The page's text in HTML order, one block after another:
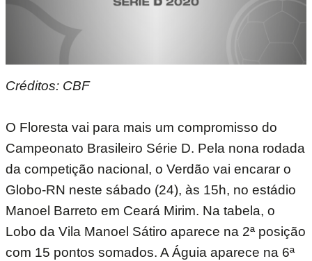
Créditos: CBF
O Floresta vai para mais um compromisso do
Campeonato Brasileiro Série D. Pela nona rodada
da competição nacional, o Verdão vai encarar o
Globo-RN neste sábado (24), às 15h, no estádio
Manoel Barreto em Ceará Mirim. Na tabela, o
Lobo da Vila Manoel Sátiro aparece na 2ª posição
com 15 pontos somados. A Águia aparece na 6ª